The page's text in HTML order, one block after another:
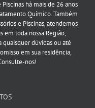
há mais de 26 anos
Químico. Também
e Piscinas, atendemos
em toda nossa Região,
dúvidas ou até
em sua residência,
nos!